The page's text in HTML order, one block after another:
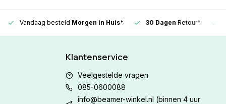
Vandaag besteld Morgen in Huis* 30 Dagen Retour*
Klantenservice
Veelgestelde vragen
085-0600088
info@beamer-winkel.nl (binnen 4 uur